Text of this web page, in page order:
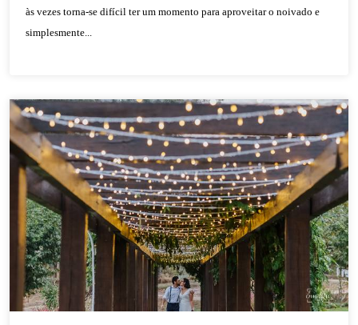
às vezes torna-se difícil ter um momento para aproveitar o noivado e
simplesmente...